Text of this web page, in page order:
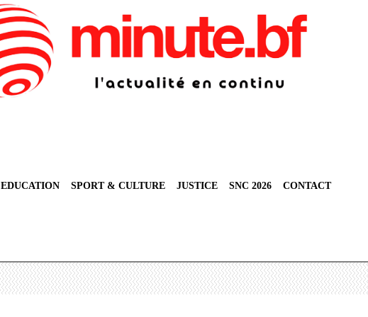
EDUCATION SPORT & CULTURE JUSTICE SNC 2026 CONTACT